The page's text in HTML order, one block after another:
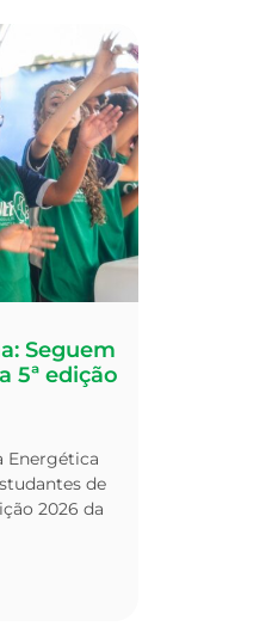
Seguem
5ª edição
Energética
de
2026 da